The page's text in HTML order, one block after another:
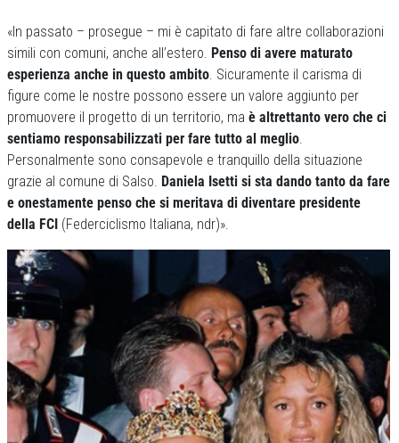
«In passato – prosegue – mi è capitato di fare altre collaborazioni
simili con comuni, anche all’estero. Penso di avere maturato
esperienza anche in questo ambito . Sicuramente il carisma di
figure come le nostre possono essere un valore aggiunto per
promuovere il progetto di un territorio, ma è altrettanto vero che ci
sentiamo responsabilizzati per fare tutto al meglio
Personalmente sono consapevole e tranquillo della situazione
grazie al comune di Salso. Daniela Isetti si sta dando tanto da fare
e onestamente penso che si meritava di diventare presidente
della FCI (Federciclismo Italiana, ndr)».